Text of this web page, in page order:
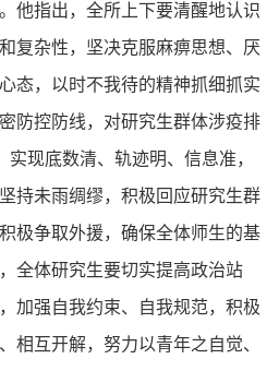
他指出，全所上下要清醒地认识
复杂性，坚决克服麻痹思想、厌
态，以时不我待的精神抓细抓实
防控防线，对研究生群体涉疫排
实现底数清、轨迹明、信息准，
持未雨绸缪，积极回应研究生群
极争取外援，确保全体师生的基
全体研究生要切实提高政治站
加强自我约束、自我规范，积极
相互开解，努力以青年之自觉、